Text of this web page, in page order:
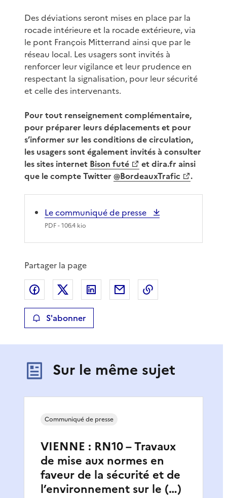
Des déviations seront mises en place par la
rocade intérieure et la rocade extérieure, via
le pont François Mitterrand ainsi que par le
réseau local. Les usagers sont invités à
renforcer leur vigilance et leur prudence en
respectant la signalisation, pour leur sécurité
et celle des intervenants.
Pour tout renseignement complémentaire,
pour préparer leurs déplacements et pour
s’informer sur les conditions de circulation,
les usagers sont également invités à consulter
les sites internet Bison futé
et dira.fr ainsi
que le compte Twitter @BordeauxTrafic .
Le communiqué de presse
PDF- 106.4 kio
Partager la page
Partager sur Facebook
Partager sur XPartager sur LinkedIn
Partager par email
S'abonner
Sur le même sujet
VIENNE : RN10 – Travaux
de mise aux normes en
faveur de la sécurité et de
l’environnement sur le (…)
Communiqué de presse